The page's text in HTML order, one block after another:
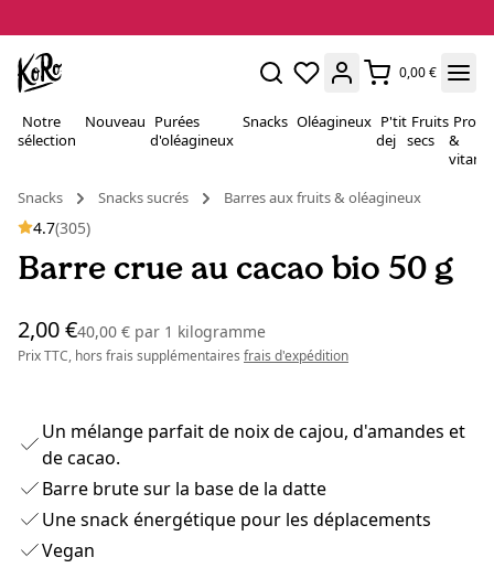
0,00 €
Notre
sélection
Nouveau Purées
d'oléagineux
Snacks Oléagineux P'tit
dej
Fruits
secs
&
Snacks
Snacks sucrés Barres aux fruits & oléagineux
4.7(305)
Barre crue au cacao bio 50 g
2,00 €40,00 € par 1 kilogramme
Prix TTC, hors frais supplémentaires frais d'expédition
Un mélange parfait de noix de cajou, d'amandes et
de cacao.
Barre brute sur la base de la datte
Une snack énergétique pour les déplacements
Vegan